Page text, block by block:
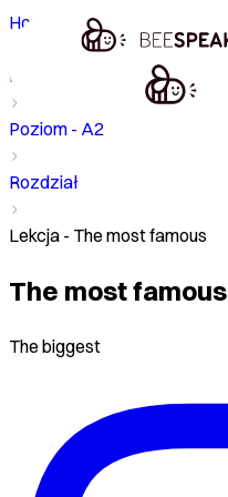
Home
Kurs
Poziom - A2
Rozdział
Lekcja - The most famous
The most famous
The biggest